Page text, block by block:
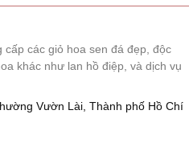
các giỏ hoa sen đá đẹp, độc
khác như lan hồ điệp, và dịch vụ
Vườn Lài, Thành phố Hồ Chí